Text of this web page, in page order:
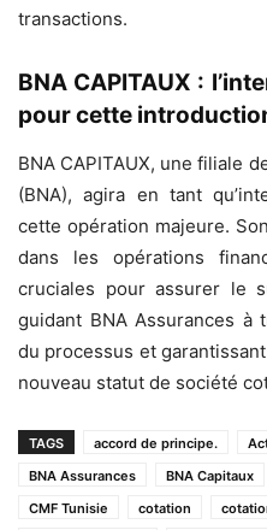
transactions.
BNA CAPITAUX :
pour cette
BNA CAPITAUX, une filiale
(BNA), agira en tant
cette opération majeure.
dans les opérations
cruciales pour assurer le
guidant BNA Assurances à
du processus et
nouveau statut de société
TAGS accord de principe.
BNA Assurances
BNA Capitaux
CMF Tunisie
cotation